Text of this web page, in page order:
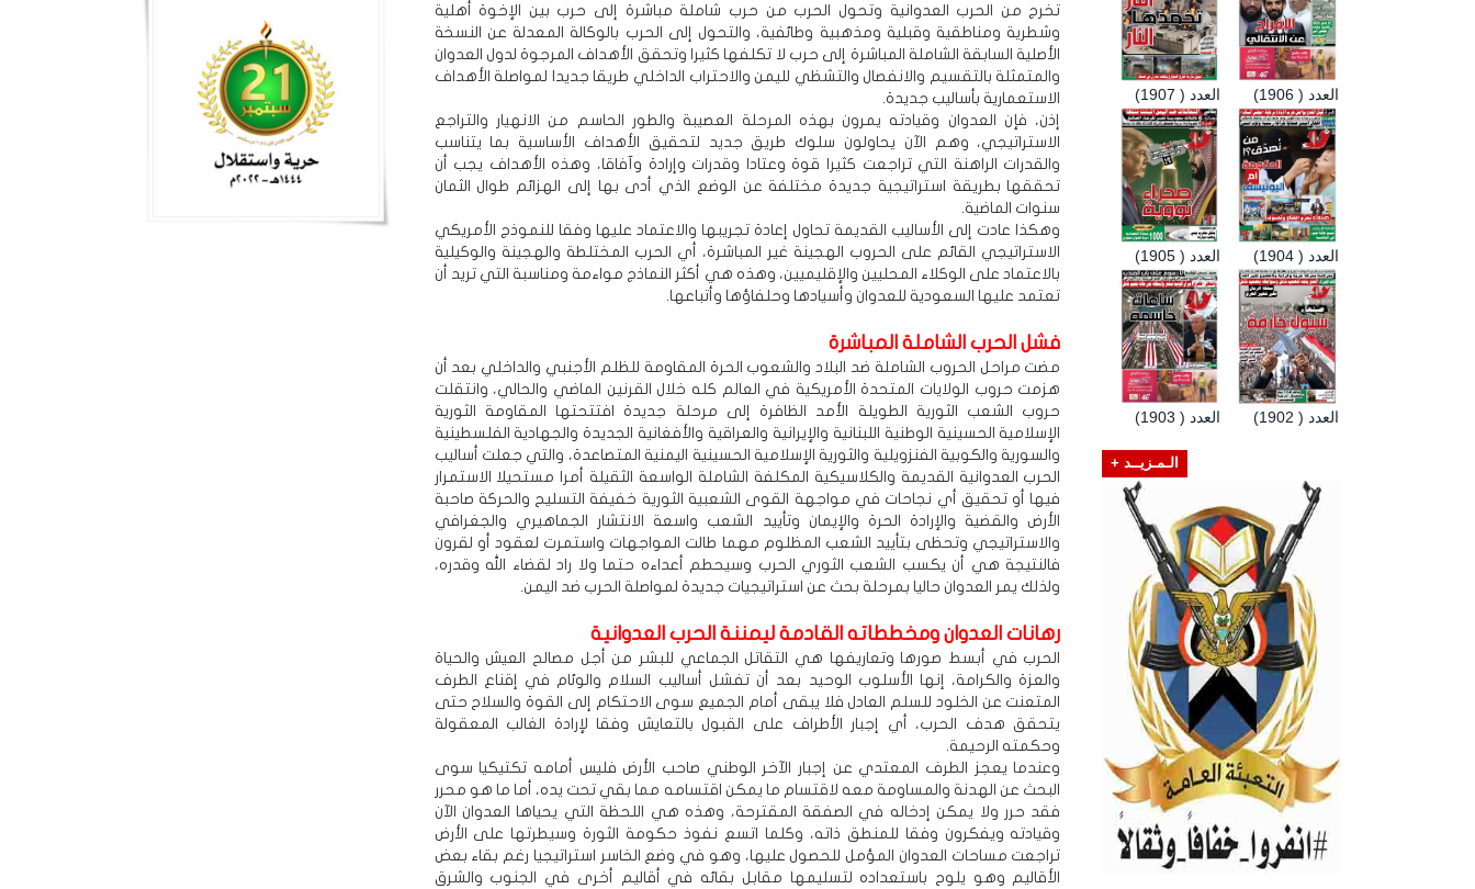
تخرج من الحرب العدوانية وتحول الحرب من حرب شاملة مباشرة إلى حرب بين الإخوة أهلية
وشطرية ومناطقية وقبلية ومذهبية وطائفية، والتحول إلى الحرب بالوكالة المعدلة عن النسخة
الأصلية السابقة الشاملة المباشرة إلى حرب لا تكلفها كثيرا وتحقق الأهداف المرجوة لدول العدوان
والمتمثلة بالتقسيم والانفصال والتشظي لليمن والاحتراب الداخلي طريقا جديدا لمواصلة الأهداف
الاستعمارية بأساليب جديدة.
إذن، فإن العدوان وقيادته يمرون بهذه المرحلة العصيبة والطور الحاسم من الانهيار والتراجع
الاستراتيجي، وهم الآن يحاولون سلوك طريق جديد لتحقيق الأهداف الأساسية بما يتناسب
والقدرات الراهنة التي تراجعت كثيرا قوة وعتادا وقدرات وإرادة وآفاقا، وهذه الأهداف يجب أن
تحققها بطريقة استراتيجية جديدة مختلفة عن الوضع الذي أدى بها إلى الهزائم طوال الثمان
سنوات الماضية.
وهكذا عادت إلى الأساليب القديمة تحاول إعادة تجريبها والاعتماد عليها وفقا للنموذج الأمريكي
الاستراتيجي القائم على الحروب الهجينة غير المباشرة، أي الحرب المختلطة والهجينة والوكيلية
بالاعتماد على الوكلاء المحليين والإقليميين، وهذه هي أكثر النماذج مواءمة ومناسبة التي تريد أن
تعتمد عليها السعودية للعدوان وأسيادها وحلفاؤها وأتباعها.
فشل الحرب الشاملة المباشرة
مضت مراحل الحروب الشاملة ضد البلاد والشعوب الحرة المقاومة للظلم الأجنبي والداخلي بعد أن
هزمت حروب الولايات المتحدة الأمريكية في العالم كله خلال القرنين الماضي والحالي، وانتقلت
حروب الشعب الثورية الطويلة الأمد الظافرة إلى مرحلة جديدة افتتحتها المقاومة الثورية
الإسلامية الحسينية الوطنية اللبنانية والإيرانية والعراقية والأفغانية الجديدة والجهادية الفلسطينية
والسورية والكوبية الفنزويلية والثورية الإسلامية الحسينية اليمنية المتصاعدة، والتي جعلت أساليب
الحرب العدوانية القديمة والكلاسيكية المكلفة الشاملة الواسعة الثقيلة أمرا مستحيلا الاستمرار
فيها أو تحقيق أي نجاحات في مواجهة القوى الشعبية الثورية خفيفة التسليح والحركة صاحبة
الأرض والقضية والإرادة الحرة والإيمان وتأييد الشعب واسعة الانتشار الجماهيري والجغرافي
والاستراتيجي وتحظى بتأييد الشعب المظلوم مهما طالت المواجهات واستمرت لعقود أو لقرون
فالنتيجة هي أن يكسب الشعب الثوري الحرب وسيحطم أعداءه حتما ولا راد لقضاء الله وقدره،
ولذلك يمر العدوان حاليا بمرحلة بحث عن استراتيجيات جديدة لمواصلة الحرب ضد اليمن.
رهانات العدوان ومخططاته القادمة ليمننة الحرب العدوانية
الحرب في أبسط صورها وتعاريفها هي التقاتل الجماعي للبشر من أجل مصالح العيش والحياة
والعزة والكرامة، إنها الأسلوب الوحيد بعد أن تفشل أساليب السلام والوئام في إقناع الطرف
المتعنت عن الخلود للسلم العادل فلا يبقى أمام الجميع سوى الاحتكام إلى القوة والسلاح حتى
يتحقق هدف الحرب، أي إجبار الأطراف على القبول بالتعايش وفقا لإرادة الغالب المعقولة
وحكمته الرحيمة.
وعندما يعجز الطرف المعتدي عن إجبار الآخر الوطني صاحب الأرض فليس أمامه تكتيكيا سوى
البحث عن الهدنة والمساومة معه لاقتسام ما يمكن اقتسامه مما بقي تحت يده، أما ما هو محرر
فقد حرر ولا يمكن إدخاله في الصفقة المقترحة، وهذه هي اللحظة التي يحياها العدوان الآن
وقيادته ويفكرون وفقا للمنطق ذاته، وكلما اتسع نفوذ حكومة الثورة وسيطرتها على الأرض
تراجعت مساحات العدوان المؤمل للحصول عليها، وهو في وضع الخاسر استراتيجيا رغم بقاء بعض
الأقاليم وهو يلوح باستعداده لتسليمها مقابل بقائه في أقاليم أخرى في الجنوب والشرق
العدد ( 1907) العدد ( 1906)
العدد ( 1905) العدد ( 1904)
العدد ( 1903) العدد ( 1902)
الـمـزيــد +